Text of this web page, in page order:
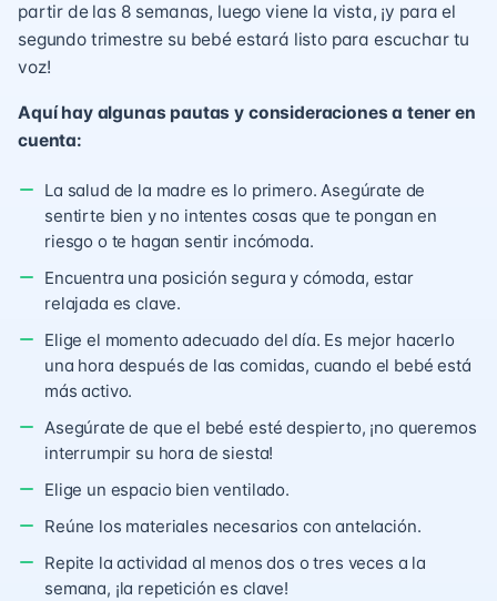
partir de las 8 semanas, luego viene la vista, ¡y para el
segundo trimestre su bebé estará listo para escuchar tu
voz!
Aquí hay algunas pautas y consideraciones a tener en
cuenta:
La salud de la madre es lo primero. Asegúrate de
sentirte bien y no intentes cosas que te pongan en
riesgo o te hagan sentir incómoda.
Encuentra una posición segura y cómoda, estar
relajada es clave.
Elige el momento adecuado del día. Es mejor hacerlo
una hora después de las comidas, cuando el bebé está
más activo.
Asegúrate de que el bebé esté despierto, ¡no queremos
interrumpir su hora de siesta!
Elige un espacio bien ventilado.
Reúne los materiales necesarios con antelación.
Repite la actividad al menos dos o tres veces a la
semana, ¡la repetición es clave!